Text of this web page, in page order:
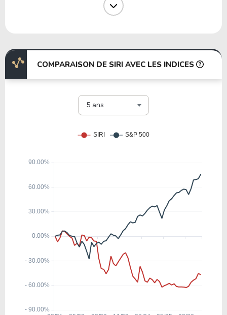
12.29 0.79 6.41%
5.37%
7.07 -3.08 -43.53% 0.00%
12.25% 0.72%
COMPARAISON DE SIRI AVEC LES INDICES
5 ans